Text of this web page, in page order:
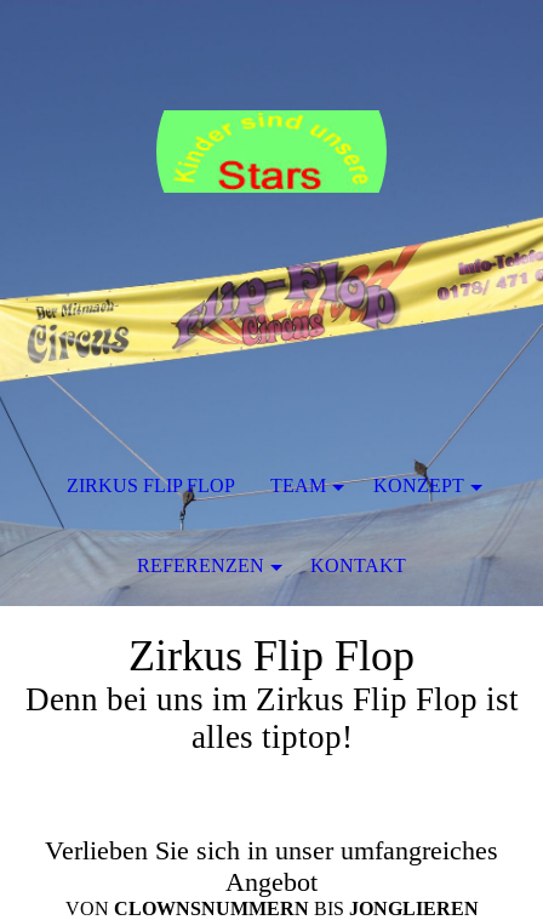
Zirkus Flip Flop
Denn bei uns im Zirkus Flip Flop ist
alles tiptop!
Verlieben Sie sich in unser umfangreiches
Angebot
VON CLOWNSNUMMERN BIS JONGLIEREN
ZIRKUS FLIP FLOP TEAM KONZEPT
REFERENZEN KONTAKT